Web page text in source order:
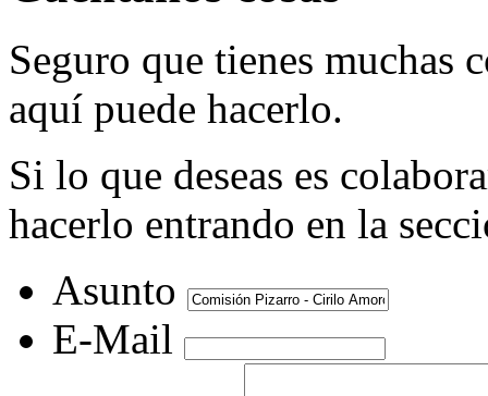
Seguro que tienes muchas
aquí puede hacerlo.
Si lo que deseas es
hacerlo entrando en la
Asunto
E-Mail